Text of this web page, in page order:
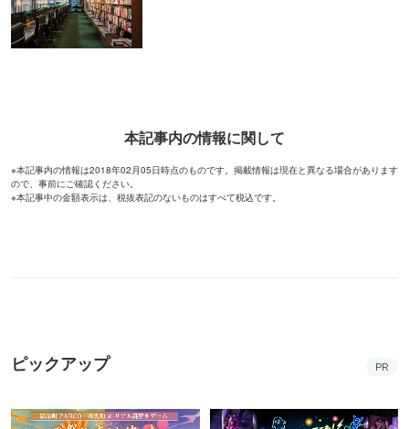
本記事内の情報に関して
※本記事内の情報は2018年02月05日時点のものです。掲載情報は現在と異なる場合があります
ので、事前にご確認ください。
※本記事中の金額表示は、税抜表記のないものはすべて税込です。
ピックアップ PR